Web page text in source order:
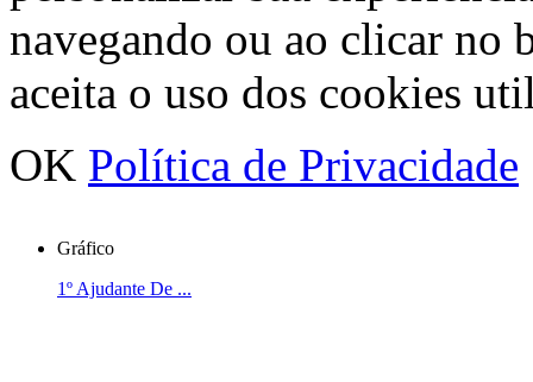
Gráfico
1º Ajudante De ...
navegando ou ao clicar no
aceita o uso dos cookies
OK Política de Privacidade